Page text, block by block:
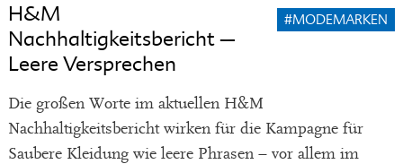
H&M
Nachhaltigkeitsbericht –
Leere Versprechen
#MODEMARKEN
Die großen Worte im aktuellen H&M
Nachhaltigkeitsbericht wirken für die Kampagne für
Saubere Kleidung wie leere Phrasen – vor allem im